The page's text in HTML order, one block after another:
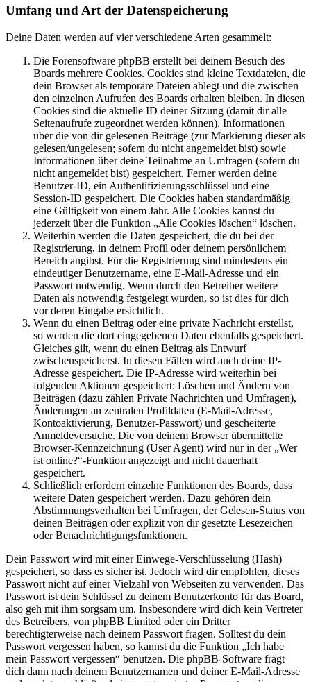
Umfang und Art der Datenspeicherung
Deine Daten werden auf vier verschiedene Arten gesammelt:
Die Forensoftware phpBB erstellt bei deinem Besuch des
Boards mehrere Cookies. Cookies sind kleine Textdateien, die
dein Browser als temporäre Dateien ablegt und die zwischen
den einzelnen Aufrufen des Boards erhalten bleiben. In diesen
Cookies sind die aktuelle ID deiner Sitzung (damit dir alle
Seitenaufrufe zugeordnet werden können), Informationen
über die von dir gelesenen Beiträge (zur Markierung dieser als
gelesen/ungelesen; sofern du nicht angemeldet bist) sowie
Informationen über deine Teilnahme an Umfragen (sofern du
nicht angemeldet bist) gespeichert. Ferner werden deine
Benutzer-ID, ein Authentifizierungsschlüssel und eine
Session-ID gespeichert. Die Cookies haben standardmäßig
eine Gültigkeit von einem Jahr. Alle Cookies kannst du
jederzeit über die Funktion „Alle Cookies löschen“ löschen.
Weiterhin werden die Daten gespeichert, die du bei der
Registrierung, in deinem Profil oder deinem persönlichem
Bereich angibst. Für die Registrierung sind mindestens ein
eindeutiger Benutzername, eine E-Mail-Adresse und ein
Passwort notwendig. Wenn durch den Betreiber weitere
Daten als notwendig festgelegt wurden, so ist dies für dich
vor deren Eingabe ersichtlich.
Wenn du einen Beitrag oder eine private Nachricht erstellst,
so werden die dort eingegebenen Daten ebenfalls gespeichert.
Gleiches gilt, wenn du einen Beitrag als Entwurf
zwischenspeicherst. In diesen Fällen wird auch deine IP-
Adresse gespeichert. Die IP-Adresse wird weiterhin bei
folgenden Aktionen gespeichert: Löschen und Ändern von
Beiträgen (dazu zählen Private Nachrichten und Umfragen),
Änderungen an zentralen Profildaten (E-Mail-Adresse,
Kontoaktivierung, Benutzer-Passwort) und gescheiterte
Anmeldeversuche. Die von deinem Browser übermittelte
Browser-Kennzeichnung (User Agent) wird nur in der „Wer
ist online?“-Funktion angezeigt und nicht dauerhaft
gespeichert.
Schließlich erfordern einzelne Funktionen des Boards, dass
weitere Daten gespeichert werden. Dazu gehören dein
Abstimmungsverhalten bei Umfragen, der Gelesen-Status von
deinen Beiträgen oder explizit von dir gesetzte Lesezeichen
oder Benachrichtigungsfunktionen.
Dein Passwort wird mit einer Einwege-Verschlüsselung (Hash)
gespeichert, so dass es sicher ist. Jedoch wird dir empfohlen, dieses
Passwort nicht auf einer Vielzahl von Webseiten zu verwenden. Das
Passwort ist dein Schlüssel zu deinem Benutzerkonto für das Board,
also geh mit ihm sorgsam um. Insbesondere wird dich kein Vertreter
des Betreibers, von phpBB Limited oder ein Dritter
berechtigterweise nach deinem Passwort fragen. Solltest du dein
Passwort vergessen haben, so kannst du die Funktion „Ich habe
mein Passwort vergessen“ benutzen. Die phpBB-Software fragt
dich dann nach deinem Benutzernamen und deiner E-Mail-Adresse